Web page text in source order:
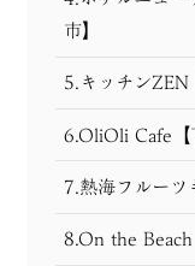
市】
5.キッチンZEN
6.OliOli Cafe【
7.熱海フルーツ
8.On the Beach